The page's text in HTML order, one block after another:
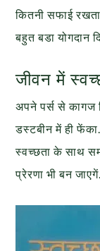
कितनी सफाई
बहुत बडा योगदान
जीवन में
अपने पर्स से
डस्टबीन में ही
स्वच्छता के साथ
प्रेरणा भी बन